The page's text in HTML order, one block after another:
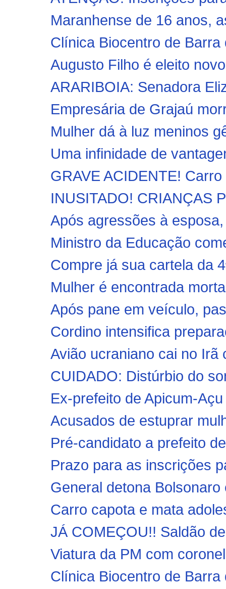
Maranhense de 16 anos,
Clínica Biocentro de
Augusto Filho é eleito
ARARIBOIA: Senadora
Empresária de Grajaú
Mulher dá à luz meninos
Uma infinidade de
GRAVE ACIDENTE!
INUSITADO! CRIANÇAS
Após agressões à
Ministro da Educação
Compre já sua cartela da
Mulher é encontrada
Após pane em veículo,
Cordino intensifica
Avião ucraniano cai no
CUIDADO: Distúrbio do
Ex-prefeito de Apicum-
Acusados de estuprar
Pré-candidato a prefeito
Prazo para as inscrições
General detona
Carro capota e mata
JÁ COMEÇOU!! Saldão
Viatura da PM com
Clínica Biocentro de